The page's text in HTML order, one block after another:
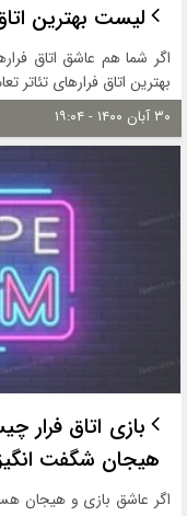
لیست بهترین
اگر شما هم عاشق اتاق
بهترین اتاق فرارهای تئاتر
۳۰ آبان ۱۴۰۰ - ۱۹:۰۴
بازی اتاق فرار
هیجان شگفت
اگر عاشق بازی و هیجان